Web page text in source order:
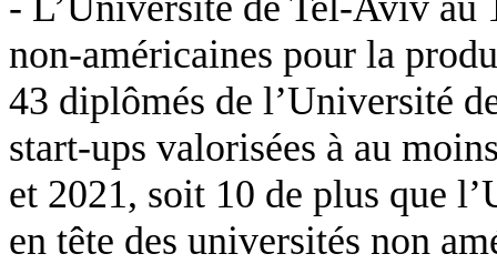
non-américaines pour la
43 diplômés de l’Université
start-ups valorisées à au
et 2021, soit 10 de plus que
en tête des universités non